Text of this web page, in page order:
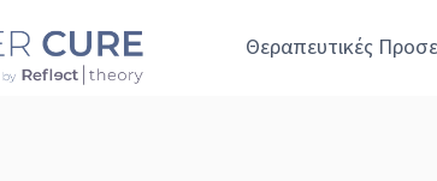
Θεραπευτικές